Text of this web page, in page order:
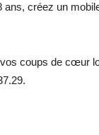
ans, créez un
coups de cœur